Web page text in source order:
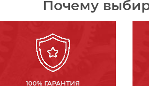
Почему
100% ГАРАНТИЯ